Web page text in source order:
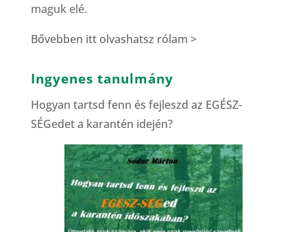
maguk elé.
Bővebben itt olvashatsz rólam >
Ingyenes tanulmány
Hogyan tartsd fenn és fejleszd az EGÉSZ-
SÉGedet a karantén idején?